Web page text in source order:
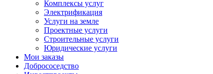
Комплексы услуг
Электрификация
Услуги на земле
Проектные услуги
Строительные услуги
Юридические услуги
Мои заказы
Добрососедство